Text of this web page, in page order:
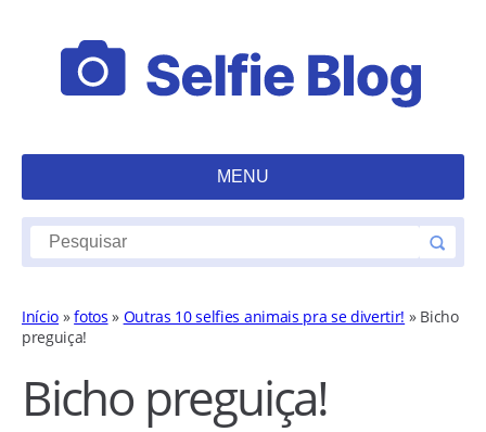
MENU
Início »fotos » Outras 10 selfies animais pra se divertir! » Bicho
preguiça!
Bicho preguiça!